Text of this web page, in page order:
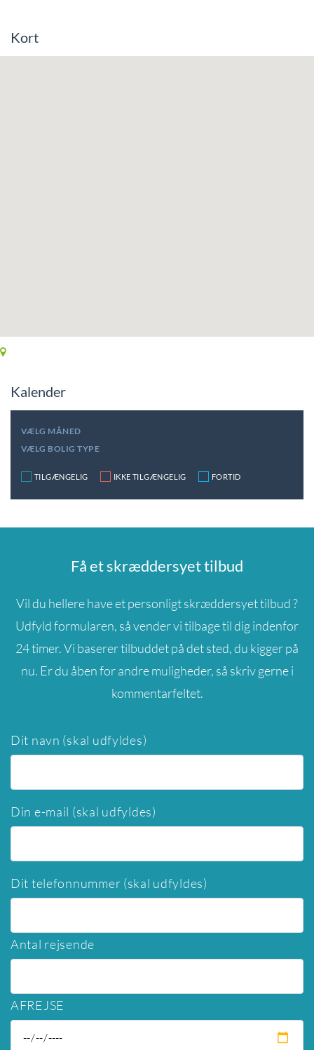
Kort
Kalender
VÆLG MÅNED
VÆLG BOLIG TYPE
TILGÆNGELIG IKKE TILGÆNGELIG FORTID
Få et skræddersyet tilbud
Vil du hellere have et personligt skræddersyet tilbud ?
Udfyld formularen, så vender vi tilbage til dig indenfor
24 timer. Vi baserer tilbuddet på det sted, du kigger på
nu. Er du åben for andre muligheder, så skriv gerne i
kommentarfeltet.
Dit navn (skal udfyldes)
Din e-mail (skal udfyldes)
Dit telefonnummer (skal udfyldes)
Antal rejsende
AFREJSE